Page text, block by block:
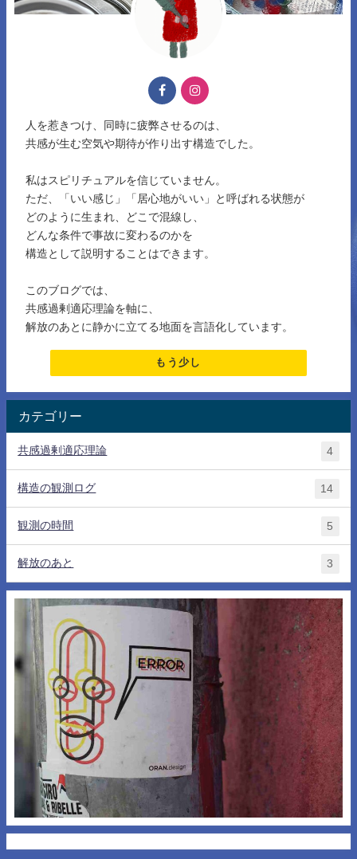
人を惹きつけ、同時に疲弊させるのは、
共感が生む空気や期待が作り出す構造でした。
私はスピリチュアルを信じていません。
ただ、「いい感じ」「居心地がいい」と呼ばれる状態が
どのように生まれ、どこで混線し、
どんな条件で事故に変わるのかを
構造として説明することはできます。
このブログでは、
共感過剰適応理論を軸に、
解放のあとに静かに立てる地面を言語化しています。
もう少し
カテゴリー
共感過剰適応理論 4
構造の観測ログ 14
観測の時間 5
解放のあと 3